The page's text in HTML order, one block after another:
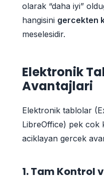
olarak “daha iyi”
hangisini gercekten
meselesidir.
Elektronik
Avantajlari
Elektronik tablolar
LibreOffice) pek cok
aciklayan gercek
1. Tam Kontrol